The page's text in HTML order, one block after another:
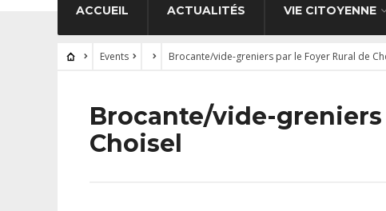
ACCUEIL ACTUALITÉS VIE CITOYENNE
Events Brocante/vide-greniers par le Foyer Rural de
Brocante/vide-greniers
Choisel